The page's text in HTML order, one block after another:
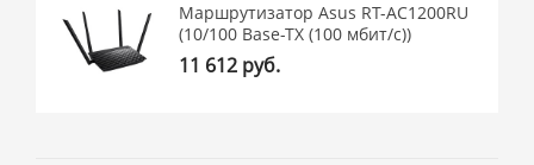
Маршрутизатор Asus RT-AC1200RU
(10/100 Base-TX (100 мбит/с))
11 612 руб.